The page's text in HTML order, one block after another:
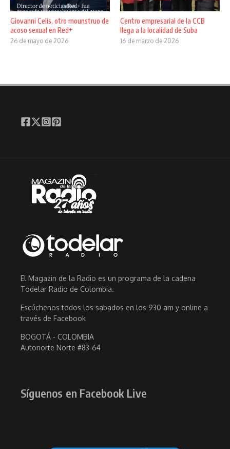
Giovanni Celis, otro mounstruo de
acoso sexual en Red+
26 de mayo de 2026
Centro empresarial de la CCB
llega a la localidad de Suba
16 de marzo de 2026
El Magazin de la Radio es un programa de la cadena
Todelar Radio de Colombia.
Escúchenos todos los sabados en los 930 am y online a
través de Facebook
BOGOTÁ - COLOMBIA
Autonorte Norte #83-64
Síguenos en Facebook Live